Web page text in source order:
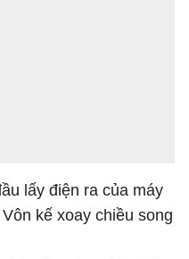
lấy điện ra của máy
kế xoay chiều song